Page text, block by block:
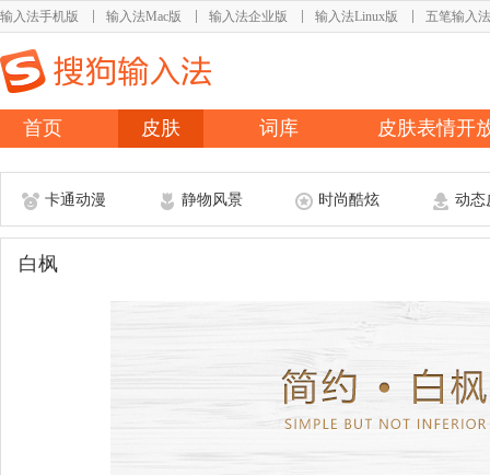
输入法手机版 输入法Mac版 输入法企业版 输入法Linux版 五笔输入法
首页 皮肤 词库 皮肤表情开
卡通动漫 静物风景 时尚酷炫 动态
白枫